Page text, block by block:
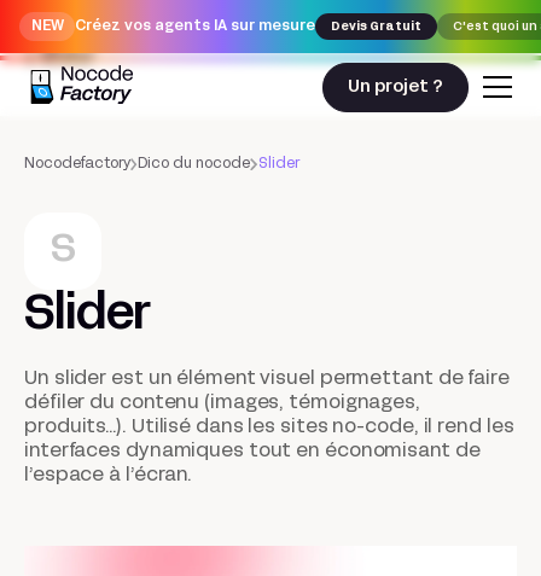
NEW Créez vos agents IA sur mesure Devis Gratuit C'est quoi un
Un projet ?
Slider
Nocodefactory Dico du nocode Slider
S
Slider
Un slider est un élément visuel permettant de faire
défiler du contenu (images, témoignages,
produits…). Utilisé dans les sites no-code, il rend les
interfaces dynamiques tout en économisant de
l’espace à l’écran.